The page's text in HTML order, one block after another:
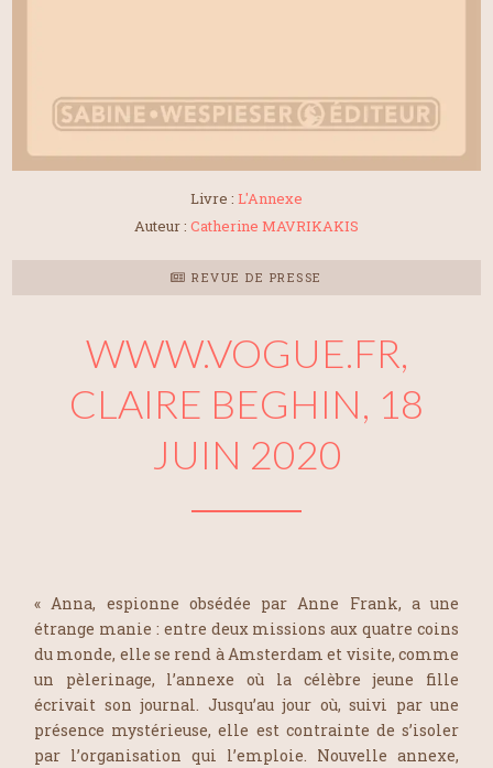
Livre : L'Annexe
Auteur : Catherine MAVRIKAKIS
REVUE DE PRESSE
WWW.VOGUE.FR,
CLAIRE BEGHIN, 18
JUIN 2020
« Anna, espionne obsédée par Anne Frank, a une
étrange manie : entre deux missions aux quatre coins
du monde, elle se rend à Amsterdam et visite, comme
un pèlerinage, l’annexe où la célèbre jeune fille
écrivait son journal. Jusqu’au jour où, suivi par une
présence mystérieuse, elle est contrainte de s’isoler
par l’organisation qui l’emploie. Nouvelle annexe,